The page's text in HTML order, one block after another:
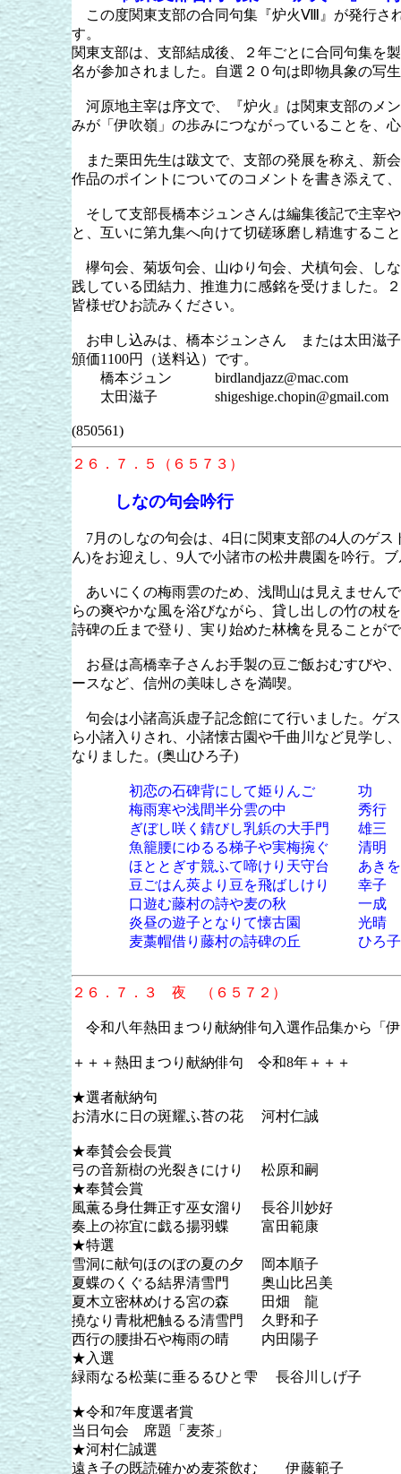
この度関東支部の合同句集『炉火Ⅷ』が発行さ
す。
関東支部は、支部結成後、２年ごとに合同句集を
名が参加されました。自選２０句は即物具象の写
河原地主宰は序文で、『炉火』は関東支部のメ
みが「伊吹嶺」の歩みにつながっていることを、
また栗田先生は跋文で、支部の発展を称え、新
作品のポイントについてのコメントを書き添えて
そして支部長橋本ジュンさんは編集後記で主宰
と、互いに第九集へ向けて切磋琢磨し精進するこ
欅句会、菊坂句会、山ゆり句会、犬槙句会、し
践している団結力、推進力に感銘を受けました。
皆様ぜひお読みください。
お申し込みは、橋本ジュンさん または太田滋子
頒価1100円（送料込）です。
橋本ジュン birdlandjazz@mac.com
太田滋子 shigeshige.chopin@gmail.com
(850561)
２６．７．５（６５７３）
しなの句会吟行
7月のしなの句会は、 4日に関東支部の4人のゲス
ん)をお迎えし、 9人で小諸市の松井農園を吟行。
あいにくの梅雨雲のため、浅間山は見えません
らの爽やかな風を浴びながら、貸し出しの竹の杖
詩碑の丘まで登り、実り始めた林檎を見ることが
お昼は高橋幸子さんお手製の豆ご飯おむすびや
ースなど、信州の美味しさを満喫。
句会は小諸高浜虚子記念館にて行いました。ゲ
ら小諸入りされ、小諸懐古園や千曲川など見学し
なりました。 (奥山ひろ子)
初恋の石碑背にして姫りんご 功
梅雨寒や浅間半分雲の中 秀行
ぎぼし咲く錆びし乳鋲の大手門 雄三
魚籠腰にゆるる梯子や実梅捥ぐ 清明
ほととぎす競ふて啼けり天守台 あきを
豆ごはん莢より豆を飛ばしけり 幸子
口遊む藤村の詩や麦の秋 一成
炎昼の遊子となりて懐古園 光晴
麦藁帽借り藤村の詩碑の丘 ひろ子
２６．７．３ 夜 （６５７２）
令和八年熱田まつり献納俳句入選作品集から「
＋＋＋熱田まつり献納俳句 令和8年＋＋＋
★選者献納句
お清水に日の斑耀ふ苔の花 河村仁誠
★奉賛会会長賞
弓の音新樹の光裂きにけり 松原和嗣
★奉賛会賞
風薫る身仕舞正す巫女溜り 長谷川
奏上の祢宜に戯る揚羽蝶 富田範康
★特選
雪洞に献句ほのぼの夏の夕 岡本順子
夏蝶のくぐる結界清雪門 奥山比呂美
夏木立密林めける宮の森 田畑 龍
撓なり青枇杷触るる清雪門 久野和子
西行の腰掛石や梅雨の晴 内田陽子
★入選
緑雨なる松葉に垂るるひと雫 長谷川しげ子
★令和7年度選者賞
当日句会 席題「麦茶」
★河村仁誠選
遠き子の既読確かめ麦茶飲む 伊藤範子